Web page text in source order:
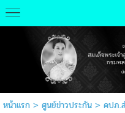
หน้าแรก> ศูนย์ข่าวประกัน> คปภ.